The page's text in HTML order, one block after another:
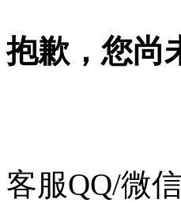
抱歉，您尚
客服QQ/微信